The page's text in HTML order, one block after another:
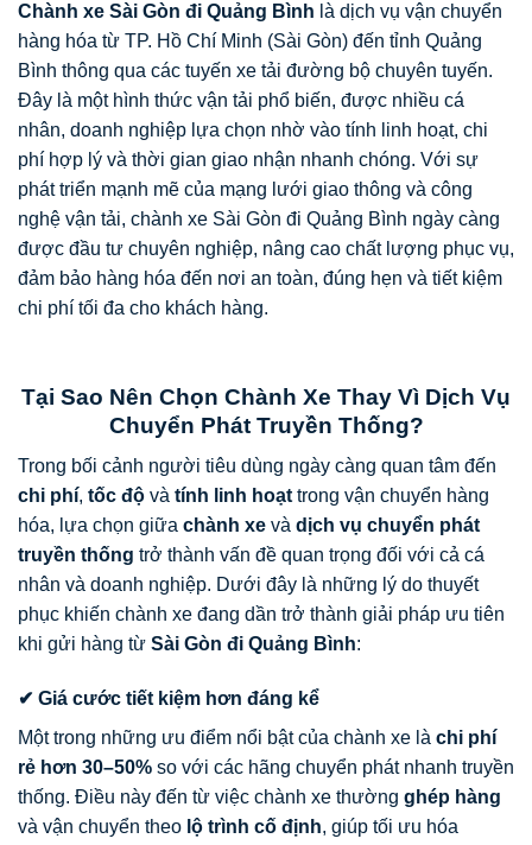
Chành xe Sài Gòn đi Quảng Bình là dịch vụ vận chuyển
hàng hóa từ TP. Hồ Chí Minh (Sài Gòn) đến tỉnh Quảng
Bình thông qua các tuyến xe tải đường bộ chuyên tuyến.
Đây là một hình thức vận tải phổ biến, được nhiều cá
nhân, doanh nghiệp lựa chọn nhờ vào tính linh hoạt, chi
phí hợp lý và thời gian giao nhận nhanh chóng. Với sự
phát triển mạnh mẽ của mạng lưới giao thông và công
nghệ vận tải, chành xe Sài Gòn đi Quảng Bình ngày càng
được đầu tư chuyên nghiệp, nâng cao chất lượng phục vụ,
đảm bảo hàng hóa đến nơi an toàn, đúng hẹn và tiết kiệm
chi phí tối đa cho khách hàng.
Tại Sao Nên Chọn Chành Xe Thay Vì Dịch Vụ
Chuyển Phát Truyền Thống?
Trong bối cảnh người tiêu dùng ngày càng quan tâm đến
chi phí, tốc độ và tính linh hoạttrong vận chuyển hàng
hóa, lựa chọn giữa chành xe và dịch vụ chuyển phát
truyền thống trở thành vấn đề quan trọng đối với cả cá
nhân và doanh nghiệp. Dưới đây là những lý do thuyết
phục khiến chành xe đang dần trở thành giải pháp ưu tiên
khi gửi hàng từ Sài Gòn đi Quảng Bình:
✔ Giá cước tiết kiệm hơn đáng kể
Một trong những ưu điểm nổi bật của chành xe là chi phí
rẻ hơn 30–50% so với các hãng chuyển phát nhanh truyền
thống. Điều này đến từ việc chành xe thường ghép hàng
và vận chuyển theo lộ trình cố định, giúp tối ưu hóa